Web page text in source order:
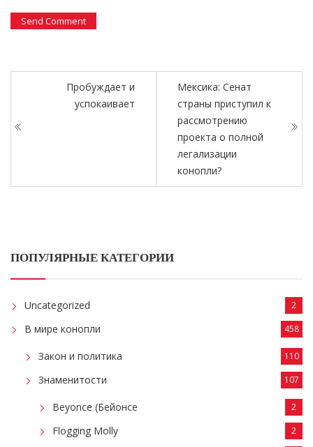
Пробуждает и
успокаивает
Мексика: Сенат
страны приступил к
рассмотрению
проекта о полной
легализации
конопли?
ПОПУЛЯРНЫЕ КАТЕГОРИИ
Uncategorized 2
В мире конопли 458
Закон и политика 110
Знаменитости 107
Beyonce (Бейонсе 2
Flogging Molly 2